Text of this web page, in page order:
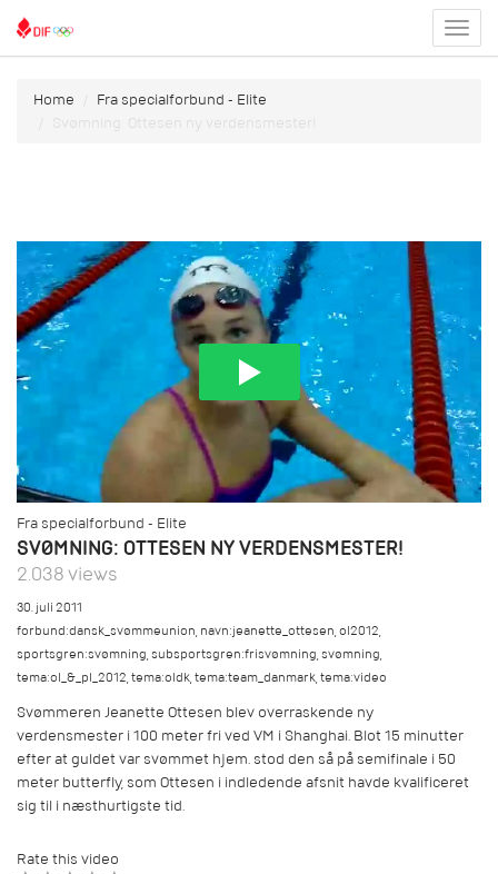
menu
Home
Fra specialforbund - Elite
Svømning: Ottesen ny verdensmester!
Fra specialforbund - Elite
SVØMNING: OTTESEN NY VERDENSMESTER!
2.038 views
30. juli 2011
forbund:dansk_svømmeunion,navn:jeanette_ottesen,ol2012,
sportsgren:svømning,subsportsgren:frisvømning,svømning,
tema:ol_&_pl_2012,tema:oldk,tema:team_danmark,tema:video
Svømmeren Jeanette Ottesen blev overraskende ny
verdensmester i 100 meter fri ved VM i Shanghai. Blot 15 minutter
efter at guldet var svømmet hjem. stod den så på semifinale i 50
meter butterfly, som Ottesen i indledende afsnit havde kvalificeret
sig til i næsthurtigste tid.
Rate this video